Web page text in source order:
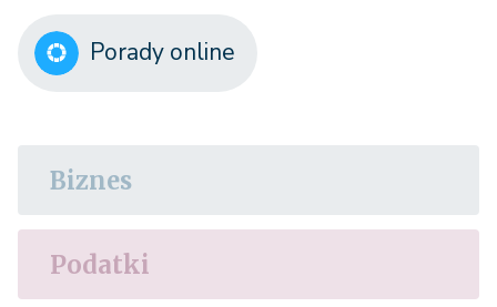
Porady online
Biznes
Podatki